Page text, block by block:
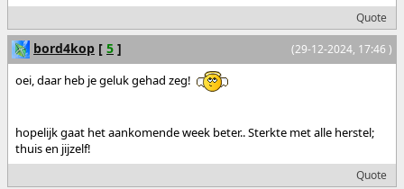
Quote
(29-12-2024, 17:46 )
bord4kop [ 5 ]
oei, daar heb je geluk gehad zeg!
hopelijk gaat het aankomende week beter.. Sterkte met alle herstel;
thuis en jijzelf!
Quote